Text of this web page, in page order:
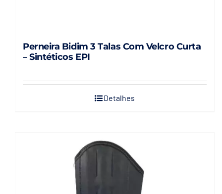
Perneira Bidim 3 Talas Com Velcro Curta
– Sintéticos EPI
Detalhes